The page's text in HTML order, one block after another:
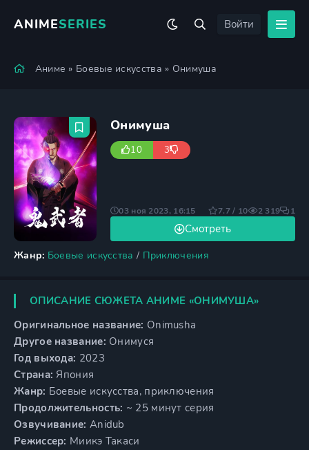
ANIMESERIES Войти
Аниме » Боевые искусства » Онимуша
Онимуша
10 3
Жанр: Боевые искусства / Приключения
Смотреть
03 ноя 2023, 16:15 7.7 / 10 2 319 1
ОПИСАНИЕ СЮЖЕТА АНИМЕ «ОНИМУША»
Оригинальное название: Onimusha
Другое название: Онимуся
Год выхода: 2023
Страна: Япония
Жанр: Боевые искусства, приключения
Продолжительность: ~ 25 минут серия
Озвучивание: Anidub
Режиссер: Миикэ Такаси